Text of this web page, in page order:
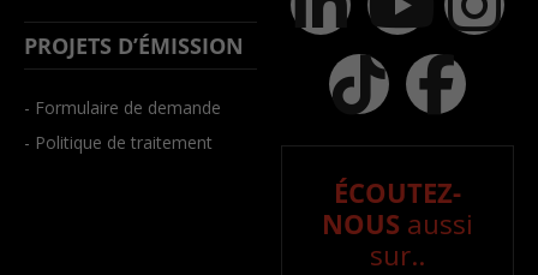
PROJETS D’ÉMISSION
- Formulaire de demande
- Politique de traitement
ÉCOUTEZ-
NOUS aussi
sur..